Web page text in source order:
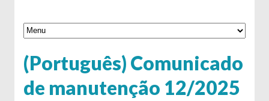
(Português) Comunicado
de manutenção 12/2025